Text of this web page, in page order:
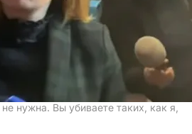
нужна. Вы убиваете таких, как я,